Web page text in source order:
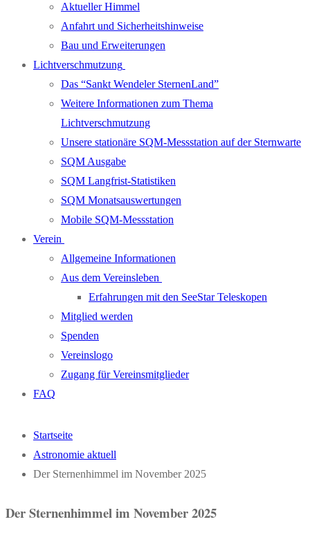
Aktueller Himmel
Anfahrt und Sicherheitshinweise
Bau und Erweiterungen
Lichtverschmutzung
Das “Sankt Wendeler SternenLand”
Weitere Informationen zum Thema
Lichtverschmutzung
Unsere stationäre SQM-Messstation auf der Sternwarte
SQM Ausgabe
SQM Langfrist-Statistiken
SQM Monatsauswertungen
Mobile SQM-Messstation
Verein
Allgemeine Informationen
Aus dem Vereinsleben
Erfahrungen mit den SeeStar Teleskopen
Mitglied werden
Spenden
Vereinslogo
Zugang für Vereinsmitglieder
FAQ
Startseite
Astronomie aktuell
Der Sternenhimmel im November 2025
Der Sternenhimmel im November 2025